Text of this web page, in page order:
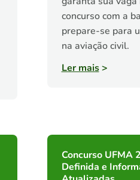
concurso com a
prepare-se para
na aviação civil.
Ler mais>
Concurso UFMA
Definida e